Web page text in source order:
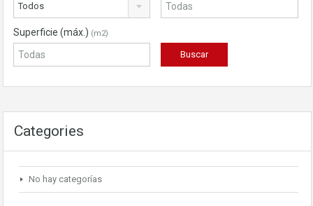
Todos
Superficie (máx.) (m2)
Categories
No hay categorías